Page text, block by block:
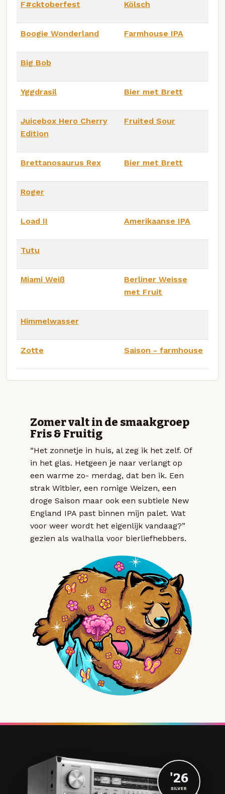
F#cktoberfest Kölsch
Boogie Wonderland Farmhouse IPA
Big Bob
Yggdrasil Bier met Brett
Juicebox Hero Cherry
Edition
Fruited Sour
Brettanosaurus Rex Bier met Brett
Roger
Load II Amerikaanse IPA
Tutu
Miami Weiß
Berliner Weisse
met Fruit
Himmelwasser
Zotte Saison - farmhouse
Zomer valt in de smaakgroep
Fris & Fruitig
“Het zonnetje in huis, al zeg ik het zelf. Of
in het glas. Hetgeen je naar verlangt op
een warme zo- merdag, dat ben ik. Een
strak Witbier, een romige Weizen, een
droge Saison maar ook een subtiele New
England IPA past binnen mijn palet. Wat
voor weer wordt het eigenlijk vandaag?”
gezien als walhalla voor bierliefhebbers.
'26
SILVER